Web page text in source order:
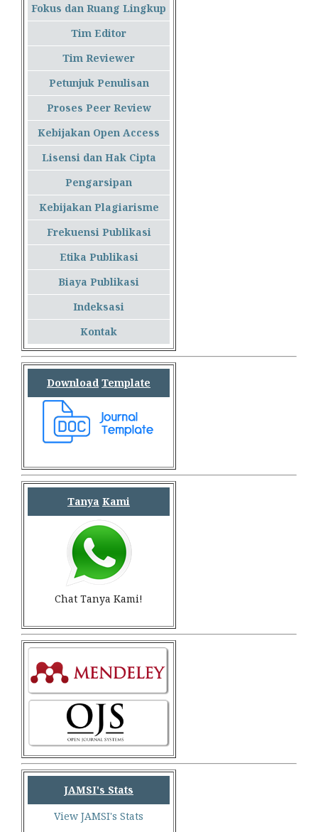
Fokus dan Ruang Lingkup
Tim Editor
Tim Reviewer
Petunjuk Penulisan
Proses Peer Review
Kebijakan Open Access
Lisensi dan Hak Cipta
Pengarsipan
Kebijakan Plagiarisme
Frekuensi Publikasi
Etika Publikasi
Biaya Publikasi
Indeksasi
Kontak
Download Template
Tanya Kami
Chat Tanya Kami!
JAMSI's Stats
View JAMSI's Stats